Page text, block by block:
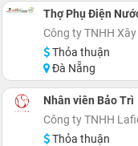
Thợ Phụ Điện
Công ty TNHH
Thỏa thuận
Đà Nẵng
Nhân viên Bảo Trì
Công ty TNHH
Thỏa thuận